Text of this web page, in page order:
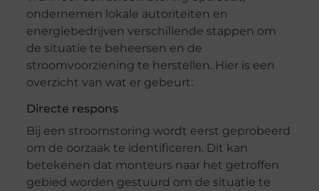
ondernemen lokale autoriteiten en
energiebedrijven verschillende stappen om
de situatie te beheersen en de
stroomvoorziening te herstellen. Hier is een
overzicht van wat er gebeurt:
Directe respons
Bij een stroomstoring wordt eerst geprobeerd
om de oorzaak te identificeren. Dit kan
betekenen dat monteurs naar het getroffen
gebied worden gestuurd om de situatie te